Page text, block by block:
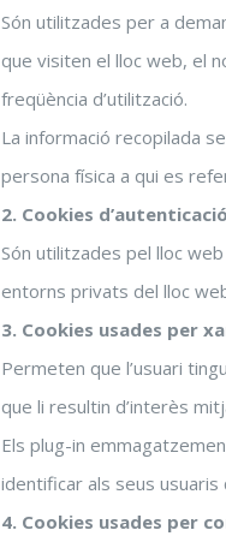
Són utilitzades per a
que visiten el lloc web, el
freqüència d’utilització.
La informació recopilada
persona física a qui es
2. Cookies d’autenticació
Són utilitzades pel lloc
entorns privats del lloc
3. Cookies usades per
Permeten que l’usuari
que li resultin d’interès
Els plug-in
identificar als seus
4. Cookies usades per